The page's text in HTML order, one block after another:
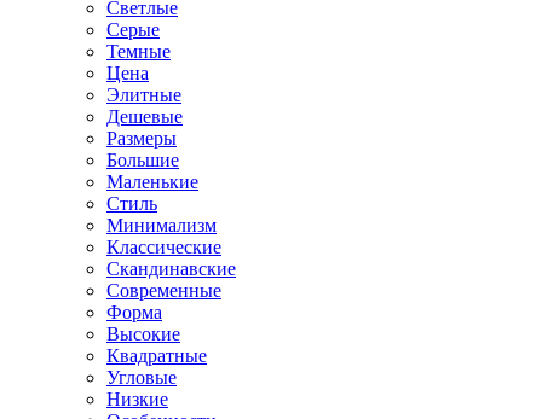
Светлые
Серые
Темные
Цена
Элитные
Дешевые
Размеры
Большие
Маленькие
Стиль
Минимализм
Классические
Скандинавские
Современные
Форма
Высокие
Квадратные
Угловые
Низкие